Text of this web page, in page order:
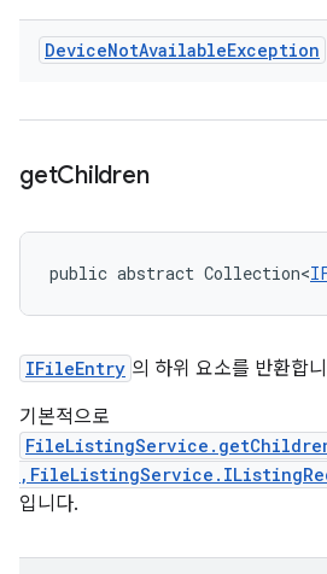
DeviceNotAvailableException
getChildren
public abstract Collection<
IFileEntry 의 하위 요소를 반환합
기본적으로
입니다.